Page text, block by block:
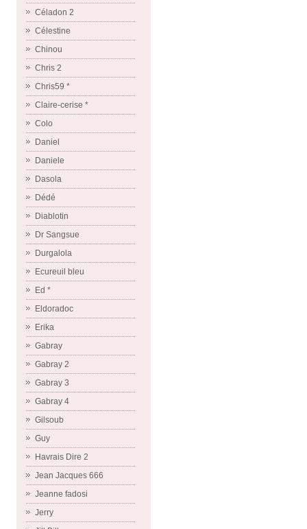
Céladon 2
Célestine
Chinou
Chris 2
Chris59 *
Claire-cerise *
Colo
Daniel
Daniele
Dasola
Dédé
Diablotin
Dr Sangsue
Durgalola
Ecureuil bleu
Ed *
Eldoradoc
Erika
Gabray
Gabray 2
Gabray 3
Gabray 4
Gilsoub
Guy
Havrais Dire 2
Jean Jacques 666
Jeanne fadosi
Jerry